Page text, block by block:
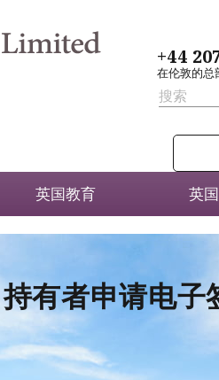
+44
在伦敦的总
英国教育 英
有者申请电子